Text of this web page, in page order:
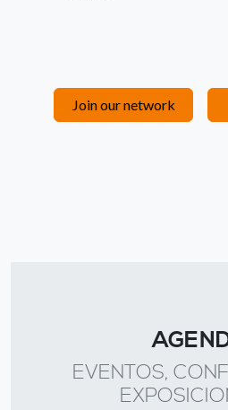
Join our network
EVENTOS,